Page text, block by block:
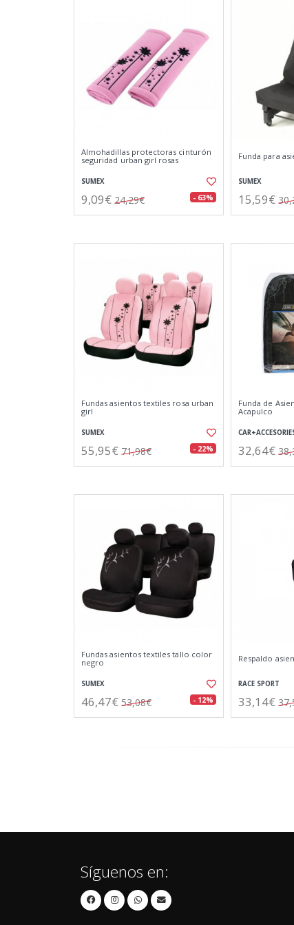
Almohadillas protectoras cinturón
seguridad urban girl rosas
SUMEX
9,09€ 24,29€ - 63%
Funda para
SUMEX
15,59€
Fundas asientos textiles rosa urban
girl
SUMEX
55,95€ 71,98€ - 22%
Funda de
Acapulco
32,64€
Fundas asientos textiles tallo color
negro
SUMEX
46,47€ 53,08€ - 12%
Respaldo
RACE SPORT
33,14€
Síguenos en: